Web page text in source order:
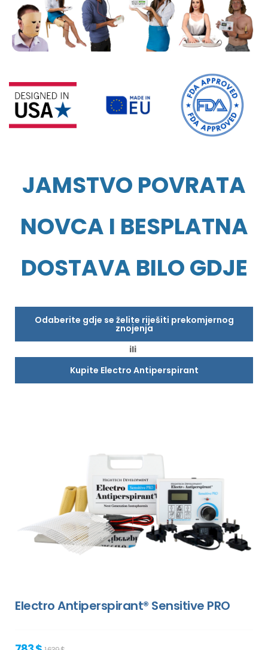
JAMSTVO POVRATA
NOVCA I BESPLATNA
DOSTAVA BILO GDJE
Odaberite gdje se želite riješiti prekomjernog
znojenja
ili
Kupite Electro Antiperspirant
Electro Antiperspirant® Sensitive PRO